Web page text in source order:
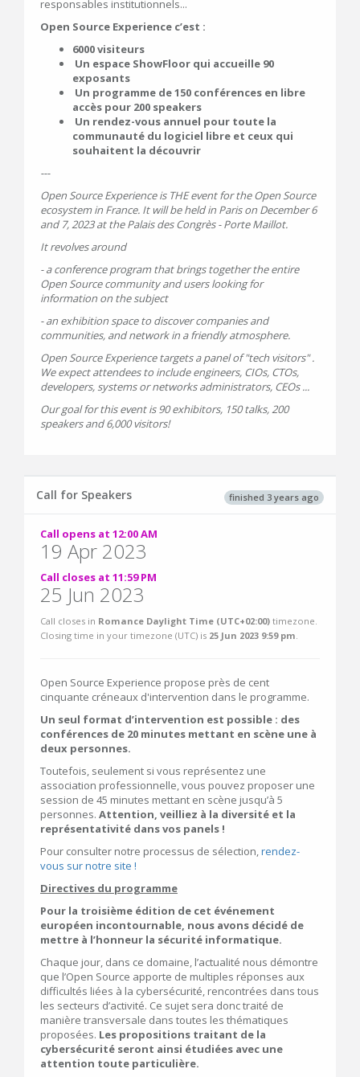
responsables institutionnels...
Open Source Experience c’est :
6000 visiteurs
Un espace ShowFloor qui accueille 90
exposants
Un programme de 150 conférences en libre
accès pour 200 speakers
Un rendez-vous annuel pour toute la
communauté du logiciel libre et ceux qui
souhaitent la découvrir
---
Open Source Experience is THE event for the Open Source
ecosystem in France. It will be held in Paris on December 6
and 7, 2023 at the Palais des Congrès - Porte Maillot.
It revolves around
- a conference program that brings together the entire
Open Source community and users looking for
information on the subject
- an exhibition space to discover companies and
communities, and network in a friendly atmosphere.
Open Source Experience targets a panel of "tech visitors" .
We expect attendees to include engineers, CIOs, CTOs,
developers, systems or networks administrators, CEOs ...
Our goal for this event is 90 exhibitors, 150 talks, 200
speakers and 6,000 visitors!
finished 3 years ago
Call for Speakers
Call opens at 12:00 AM
19 Apr 2023
Call closes at 11:59 PM
25 Jun 2023
Call closes in Romance Daylight Time (UTC+02:00) timezone.
Closing time in your timezone (UTC) is 25 Jun 2023 9:59 pm.
Open Source Experience propose près de cent
cinquante créneaux d'intervention dans le programme.
Un seul format d’intervention est possible : des
conférences de 20 minutes mettant en scène une à
deux personnes.
Toutefois, seulement si vous représentez une
association professionnelle, vous pouvez proposer une
session de 45 minutes mettant en scène jusqu’à 5
personnes. Attention, veilliez à la diversité et la
représentativité dans vos panels !
Pour consulter notre processus de sélection,rendez-
vous sur notre site !
Directives du programme
Pour la troisième édition de cet événement
européen incontournable, nous avons décidé de
mettre à l’honneur la sécurité informatique.
Chaque jour, dans ce domaine, l’actualité nous démontre
que l’Open Source apporte de multiples réponses aux
difficultés liées à la cybersécurité, rencontrées dans tous
les secteurs d’activité. Ce sujet sera donc traité de
manière transversale dans toutes les thématiques
proposées. Les propositions traitant de la
cybersécurité seront ainsi étudiées avec une
attention toute particulière.